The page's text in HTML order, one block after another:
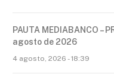
PAUTA MEDIABANCO –
agosto de 2026
4 agosto, 2026 - 18:39